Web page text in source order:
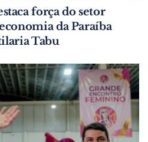
força do setor
da Paraíba
Tabu